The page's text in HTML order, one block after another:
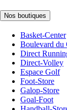
Nos boutiques
Basket-Center
Boulevard du
Direct
Direct-Volley
Espace Golf
Foot-Store
Galop-Store
Goal-Foot